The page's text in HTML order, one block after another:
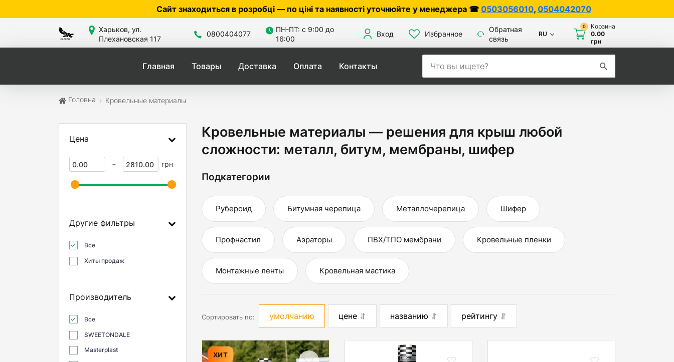
Сайт знаходиться в розробці — по ціні та наявності уточнюйте у менеджера ☎0503056010,0504042070
Харьков, ул.
Плехановская 117
0800404077
ПН-ПТ: с 9:00 до
16:00
Вход Избранное
Обратная
связь
RU
0
Корзина
0.00
грн
Главная Товары Доставка Оплата Контакты
Головна Кровельные материалы
Цена
- грн
Другие фильтры
Все
Хиты продаж
Производитель
Все
SWEETONDALE
Masterplast
Кровельные материалы — решения для крыш любой
сложности: металл, битум, мембраны, шифер
Подкатегории
Рубероид Битумная черепица Металлочерепица Шифер
Профнастил Аэраторы ПВХ/ТПО мембрани Кровельные пленки
Монтажные ленты Кровельная мастика
Сортировать по: умолчанию цене названию рейтингу
ХИТ